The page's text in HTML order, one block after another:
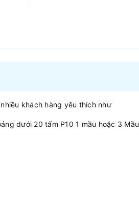
khách hàng yêu thích như
dưới 20 tấm P10 1 mầu hoặc 3 Mầu